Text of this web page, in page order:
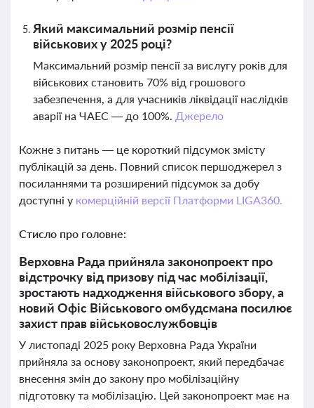
Який максимальний розмір пенсії
військових у 2025 році?
Максимальний розмір пенсії за вислугу років для
військових становить 70% від грошового
забезпечення, а для учасників ліквідації наслідків
аварії на ЧАЕС — до 100%. Джерело
Кожне з питань — це короткий підсумок змісту
публікацій за день. Повний список першоджерел з
посиланнями та розширений підсумок за добу
доступні у комерційній версії Платформи LIGA360.
Стисло про головне:
Верховна Рада прийняла законопроект про
відстрочку від призову під час мобілізації,
зростають надходження військового збору, а
новий Офіс Військового омбудсмана посилює
захист прав військовослужбовців
У листопаді 2025 року Верховна Рада України
прийняла за основу законопроект, який передбачає
внесення змін до закону про мобілізаційну
підготовку та мобілізацію. Цей законопроект має на